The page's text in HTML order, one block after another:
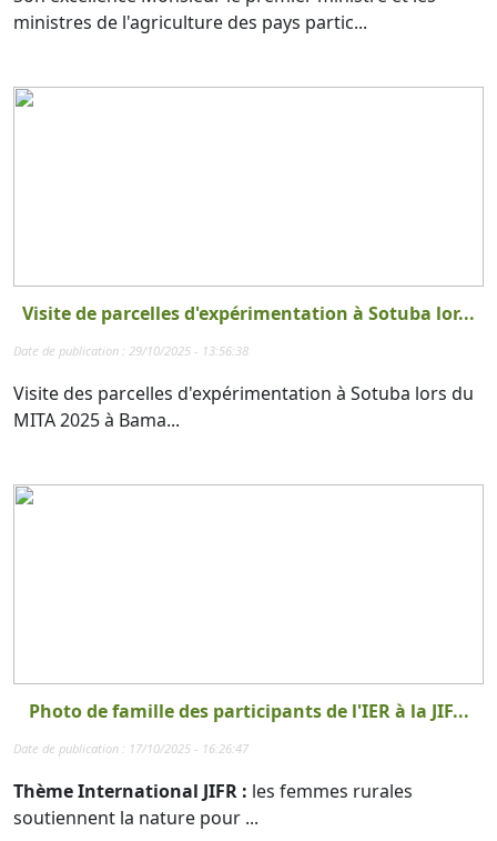
ministres de l'agriculture des pays partic...
Visite de parcelles d'expérimentation à Sotuba lor...
Date de publication : 29/10/2025 - 13:56:38
Visite des parcelles d'expérimentation à Sotuba lors du
MITA 2025 à Bama...
Photo de famille des participants de l'IER à la JIF...
Date de publication : 17/10/2025 - 16:26:47
Thème International JIFR : les femmes rurales
soutiennent la nature pour ...